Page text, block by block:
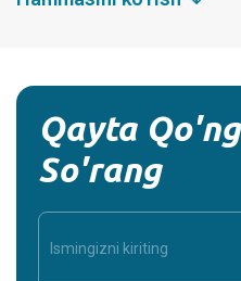
Qayta
So'rang